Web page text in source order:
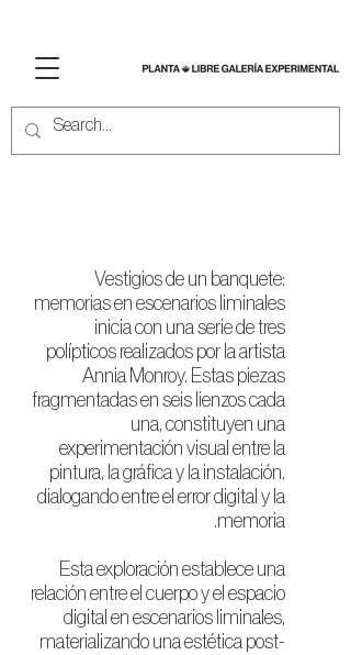
Vestigios de un banquete:
memorias en escenarios liminales
inicia con una serie de tres
polípticos realizados por la artista
Annia Monroy. Estas piezas
fragmentadas en seis lienzos cada
una, constituyen una
experimentación visual entre la
pintura, la gráfica y la instalación,
dialogando entre el error digital y la
memoria.
Esta exploración establece una
relación entre el cuerpo y el espacio
digital en escenarios liminales,
materializando una estética post-